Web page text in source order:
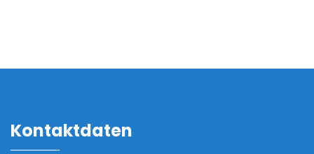
Kontaktdaten